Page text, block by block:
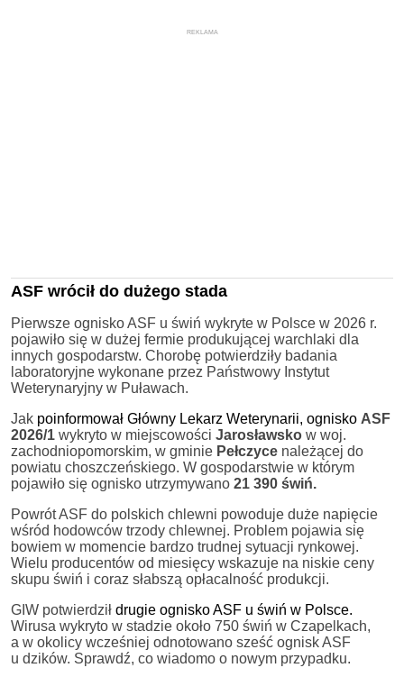
REKLAMA
ASF wrócił do dużego stada
Pierwsze ognisko ASF u świń wykryte w Polsce w 2026 r.
pojawiło się w dużej fermie produkującej warchlaki dla
innych gospodarstw. Chorobę potwierdziły badania
laboratoryjne wykonane przez Państwowy Instytut
Weterynaryjny w Puławach.
Jak poinformował Główny Lekarz Weterynarii, ognisko ASF
2026/1 wykryto w miejscowości Jarosławsko w woj.
zachodniopomorskim, w gminie Pełczyce należącej do
powiatu choszczeńskiego. W gospodarstwie w którym
pojawiło się ognisko utrzymywano 21 390 świń.
Powrót ASF do polskich chlewni powoduje duże napięcie
wśród hodowców trzody chlewnej. Problem pojawia się
bowiem w momencie bardzo trudnej sytuacji rynkowej.
Wielu producentów od miesięcy wskazuje na niskie ceny
skupu świń i coraz słabszą opłacalność produkcji.
GIW potwierdził drugie ognisko ASF u świń w Polsce.
Wirusa wykryto w stadzie około 750 świń w Czapelkach,
a w okolicy wcześniej odnotowano sześć ognisk ASF
u dzików. Sprawdź, co wiadomo o nowym przypadku.